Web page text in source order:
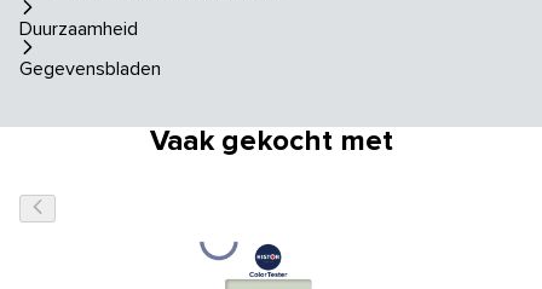
Duurzaamheid
Gegevensbladen
Vaak gekocht met